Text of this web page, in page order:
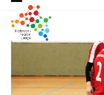
Skip
content
Open
mobile
menu
Close
mobile
menu